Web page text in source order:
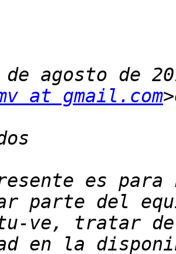
agosto de
at gmail.com
es
ve, tratar